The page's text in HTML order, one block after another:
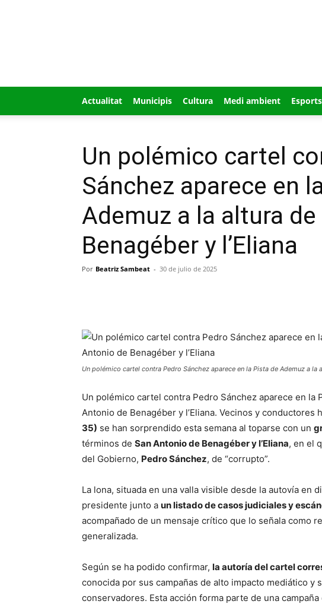
Actualitat Municipis Cultura Medi ambient Esports
Un polémico cartel
Sánchez aparece en
Ademuz a la altura
Benagéber y l’Eliana
Por Beatriz Sambeat - 30 de julio de 2025
Un polémico cartel contra Pedro Sánchez aparece en la Pista de Ademuz a la
Un polémico cartel contra Pedro Sánchez aparece en la
Antonio de Benagéber y l’Eliana. Vecinos y conductores
35) se han sorprendido esta semana al toparse con un
términos de San Antonio de Benagéber y l’Eliana, en el
del Gobierno, Pedro Sánchez, de “corrupto”.
La lona, situada en una valla visible desde la autovía en
presidente junto a un listado de casos judiciales y
acompañado de un mensaje crítico que lo señala como
generalizada.
Según se ha podido confirmar, la autoría del cartel
conocida por sus campañas de alto impacto mediático y
conservadores. Esta acción forma parte de una